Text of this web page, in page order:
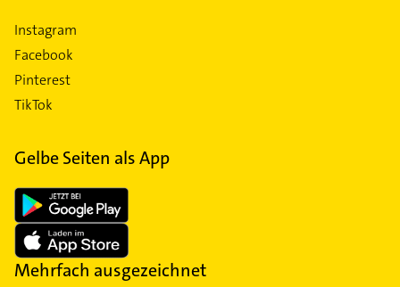
Instagram
Facebook
Pinterest
TikTok
Gelbe Seiten als App
Mehrfach ausgezeichnet